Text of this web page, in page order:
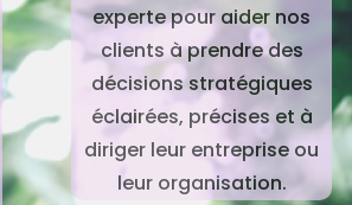
expertepour aider nos
clients à prendre des
décisions stratégiques
éclairées, précises et à
diriger leur entreprise ou
leur organisation.